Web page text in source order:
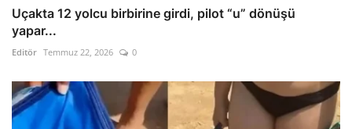
Uçakta 12 yolcu birbirine girdi, pilot “u” dönüşü
yapar...
Editör Temmuz 22, 2026 0